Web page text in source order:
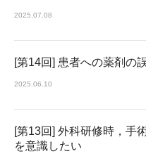
2025.07.08
[第14回] 患者への薬剤の
2025.06.10
[第13回] 外科研修時，手
を意識したい